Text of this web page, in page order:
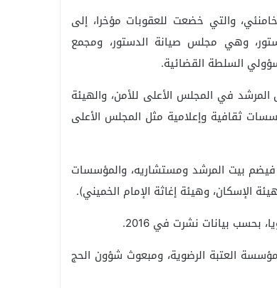
والتي خضعت للعقوبات مؤخرا، إلى
وهي مجلس صيانة الدستور، ومجمع
السلطة القضائية.
في المجلس الأعلى للأمن، والهيئة
ثقافية وإعلامية مثل المجلس الأعلى
فيضم بيت المرشد ومستشاريه، والمؤسسات
الإسكان، وهيئة إغاثة الإمام الخميني).
العتبة الرضوية، ومبعوث شؤون الحج